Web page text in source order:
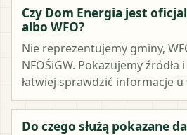
Czy Dom Energia jest
albo WFO?
Nie reprezentujemy gminy,
NFOŚiGW. Pokazujemy
łatwiej sprawdzić informacje u
Do czego służą pokazane